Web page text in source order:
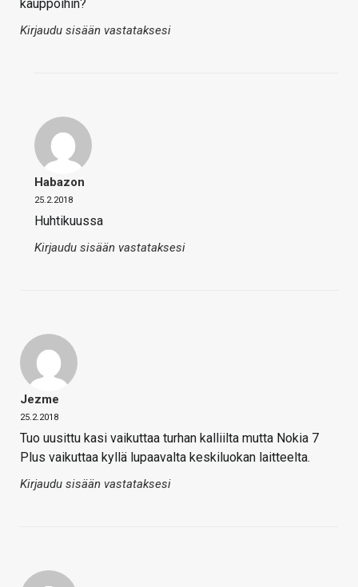
kauppoihin?
Kirjaudu sisään vastataksesi
Habazon
25.2.2018
Huhtikuussa
Kirjaudu sisään vastataksesi
Jezme
25.2.2018
Tuo uusittu kasi vaikuttaa turhan kalliilta mutta Nokia 7
Plus vaikuttaa kyllä lupaavalta keskiluokan laitteelta.
Kirjaudu sisään vastataksesi